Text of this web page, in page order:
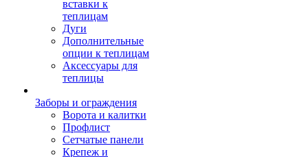
вставки к
теплицам
Дуги
Дополнительные
опции к теплицам
Аксессуары для
теплицы
Заборы и ограждения
Ворота и калитки
Профлист
Сетчатые панели
Крепеж и